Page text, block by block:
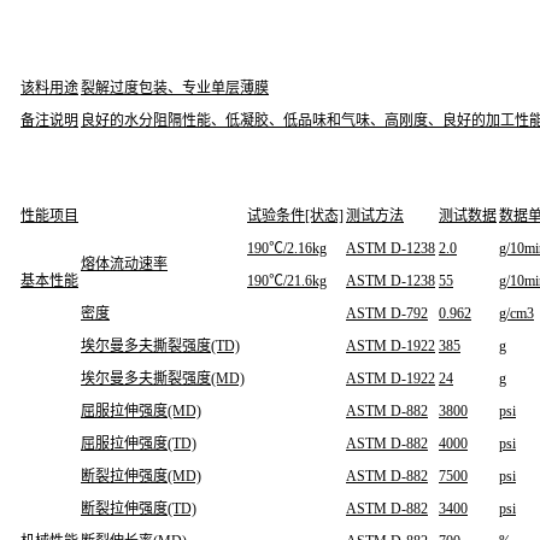
该料用途裂解过度包装、专业单层薄膜
备注说明 良好的水分阻隔性能、低凝胶、低品味和气味、高刚度、良好的加工性
性能项目
试验条件[状态]测试方法 测试数据数据
基本性能
熔体流动速率
190℃/2.16kg ASTM D-1238 2.0
g/
190℃/21.6kg
ASTM D-1238 55
g/
密度
ASTM D-792 0.962 g/cm3
埃尔曼多夫撕裂强度(TD) ASTM D-1922 385
g
埃尔曼多夫撕裂强度(MD)
ASTM D-1922 24
g
屈服拉伸强度(MD)
ASTM D-882 3800
psi
屈服拉伸强度(TD)
ASTM D-882 4000
psi
断裂拉伸强度(MD)
ASTM D-882 7500
psi
断裂拉伸强度(TD)
ASTM D-882 3400
psi